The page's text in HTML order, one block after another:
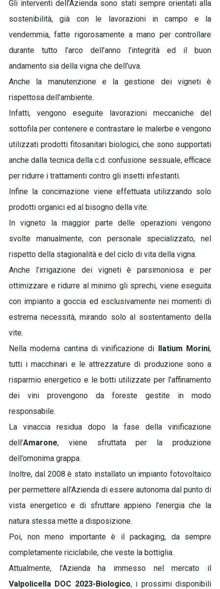
Gli interventi dell’Azienda sono stati sempre orientati alla
sostenibilità, già con le lavorazioni in campo e la
vendemmia, fatte rigorosamente a mano per controllare
durante tutto l’arco dell’anno l’integrità ed il buon
andamento sia della vigna che dell’uva.
Anche la manutenzione e la gestione dei vignetiè
rispettosa dell’ambiente.
Infatti, vengono eseguite lavorazioni meccaniche del
sottofila per contenere e contrastare le malerbe e vengono
utilizzati prodotti fitosanitari biologici, che sono supportati
anche dalla tecnica della c.d. confusione sessuale, efficace
per ridurre i trattamenti contro gli insetti infestanti.
Infine la concimazione viene effettuata utilizzando solo
prodotti organici ed al bisogno della vite.
In vigneto la maggior parte delle operazioni vengono
svolte manualmente, con personale specializzato, nel
rispetto della stagionalità e del ciclo di vita della vigna.
Anche l’irrigazione dei vigneti è parsimoniosa e per
ottimizzare e ridurre al minimo gli sprechi, viene eseguita
con impianto a goccia ed esclusivamente nei momenti di
estrema necessità, mirando solo al sostentamento della
vite.
Nella moderna cantina di vinificazione di Ilatium Morini,
tutti i macchinari e le attrezzature di produzione sono a
risparmio energetico e le botti utilizzate per l’affinamento
dei vini provengono da foreste gestite in modo
responsabile.
La vinaccia residua dopo la fase della vinificazione
dell’Amarone, viene sfruttata per la produzione
dell’omonima grappa.
Inoltre, dal 2008 è stato installato un impianto fotovoltaico
per permettere all’Azienda di essere autonoma dal punto di
vista energetico e di sfruttare appieno l’energia che la
natura stessa mette a disposizione.
Poi, non meno importante è il packaging, da sempre
completamente riciclabile, che veste la bottiglia.
Attualmente, l’Azienda ha immesso nel mercato il
Valpolicella DOC 2023-Biologico, i prossimi disponibili